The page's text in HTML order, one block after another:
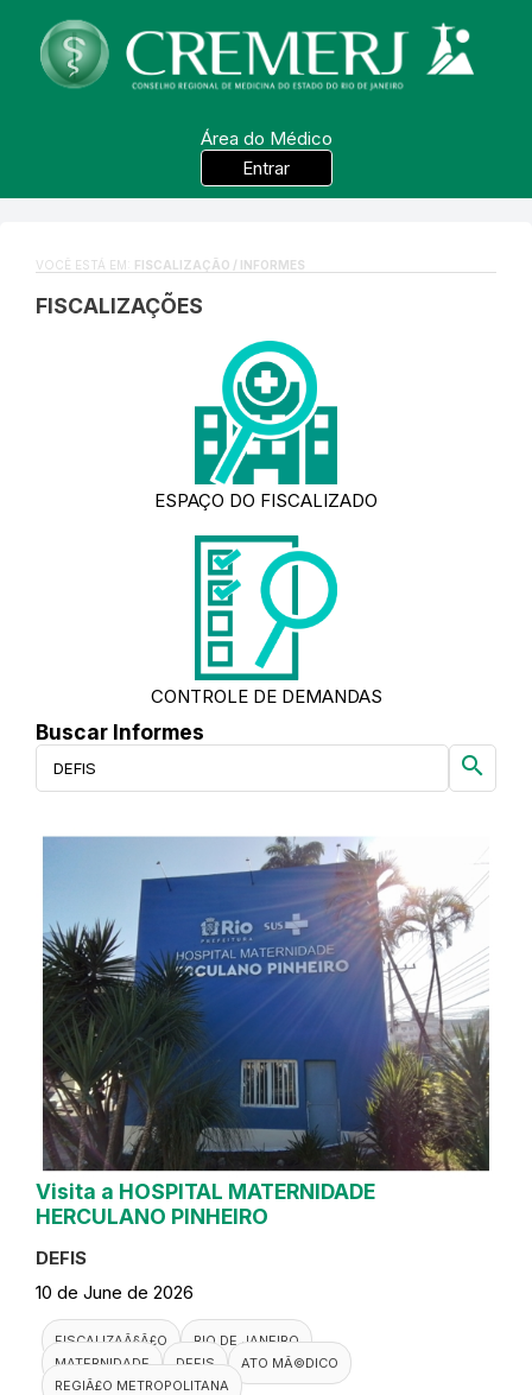
Área do Médico
Entrar
VOCÊ ESTÁ EM: FISCALIZAÇÃO / INFORMES
FISCALIZAÇÕES
ESPAÇO DO FISCALIZADO
CONTROLE DE DEMANDAS
Buscar Informes
search
Visita a HOSPITAL MATERNIDADE
HERCULANO PINHEIRO
DEFIS
10 de June de 2026
FISCALIZAÃ§Ã£O
RIO DE JANEIRO
MATERNIDADE
DEFIS
ATO MÃ©DICO
REGIÃ£O METROPOLITANA